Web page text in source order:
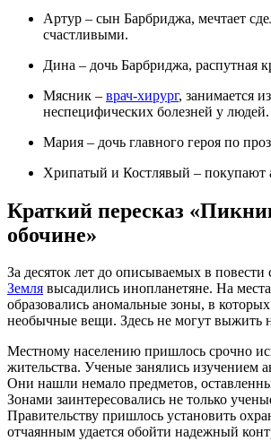
Артур – сын Барбриджа, мечтает
счастливыми.
Дина – дочь Барбриджа, распутная
Мясник – врач-хирург, занимается
неспецифических болезней у людей.
Мария – дочь главного героя по
Хрипатый и Костлявый – покупают
Краткий пересказ
обочине»
За десяток лет до описываемых в повести
Земля высадились инопланетяне. На
образовались аномальные зоны, в
необычные вещи. Здесь не могут выжить
Местному населению пришлось срочно
жительства. Ученые занялись изучением
Они нашли немало предметов,
Зонами заинтересовались не только
Правительству пришлось установить
отчаянным удается обойти надежный